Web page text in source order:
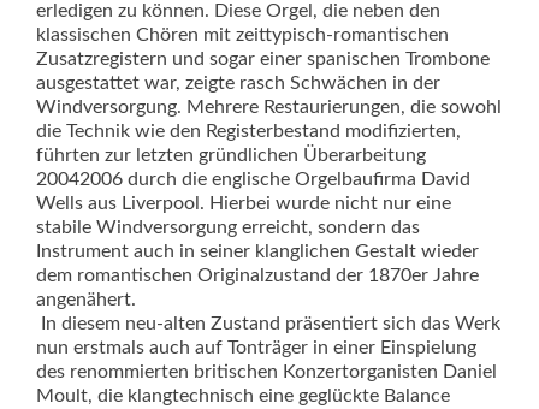
erledigen zu können. Diese Orgel, die neben den
klassischen Chören mit zeittypisch-romantischen
Zusatzre­gistern und sogar einer spanischen Trombone
ausgestattet war, zeigte rasch Schwächen in der
Windversorgung. Mehrere Restaurierungen, die sowohl
die Technik wie den Registerbestand modifizierten,
führten zur letzten gründlichen Überarbeitung
20042006 durch die englische Orgelbaufirma David
Wells aus Liverpool. Hierbei wurde nicht nur eine
stabile Windversorgung er­­reicht, sondern das
Instrument auch in seiner klanglichen Gestalt wieder
dem romantischen Originalzustand der 1870er Jahre
angenähert.
In diesem neu-alten Zustand präsentiert sich das Werk
nun erstmals auch auf Tonträger in einer Einspielung
des renommierten britischen Konzertorganisten Daniel
Moult, die klangtechnisch eine geglückte Balance